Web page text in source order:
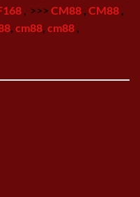
>>> CM88 CM88
cm88 cm88